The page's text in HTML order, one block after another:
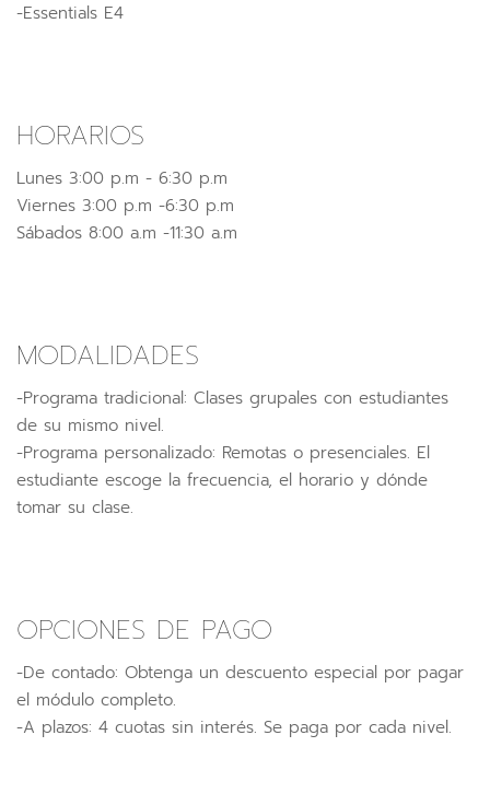
-Essentials E4
HORARIOS
Lunes 3:00 p.m - 6:30 p.m
Viernes 3:00 p.m -6:30 p.m
Sábados 8:00 a.m -11:30 a.m
MODALIDADES
-Programa tradicional: Clases grupales con estudiantes
de su mismo nivel.
-Programa personalizado: Remotas o presenciales. El
estudiante escoge la frecuencia, el horario y dónde
tomar su clase.
OPCIONES DE PAGO
-De contado: Obtenga un descuento especial por pagar
el módulo completo.
-A plazos: 4 cuotas sin interés. Se paga por cada nivel.